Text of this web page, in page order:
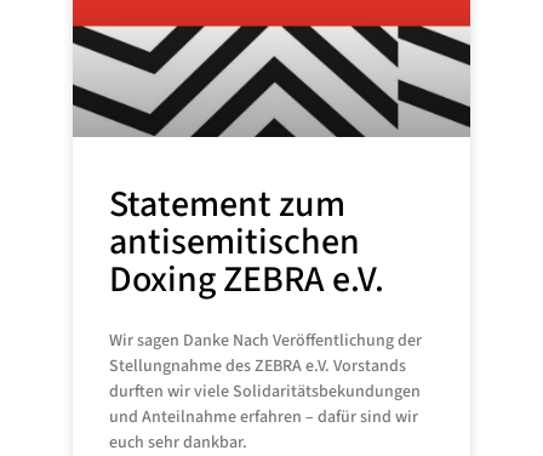
Statement zum
antisemitischen
Doxing ZEBRA e.V.
Wir sagen Danke Nach Veröffentlichung der
Stellungnahme des ZEBRA e.V. Vorstands
durften wir viele Solidaritätsbekundungen
und Anteilnahme erfahren – dafür sind wir
euch sehr dankbar.